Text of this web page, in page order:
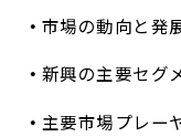
市場の動向と発
新興の主要セグ
主要市場プレー